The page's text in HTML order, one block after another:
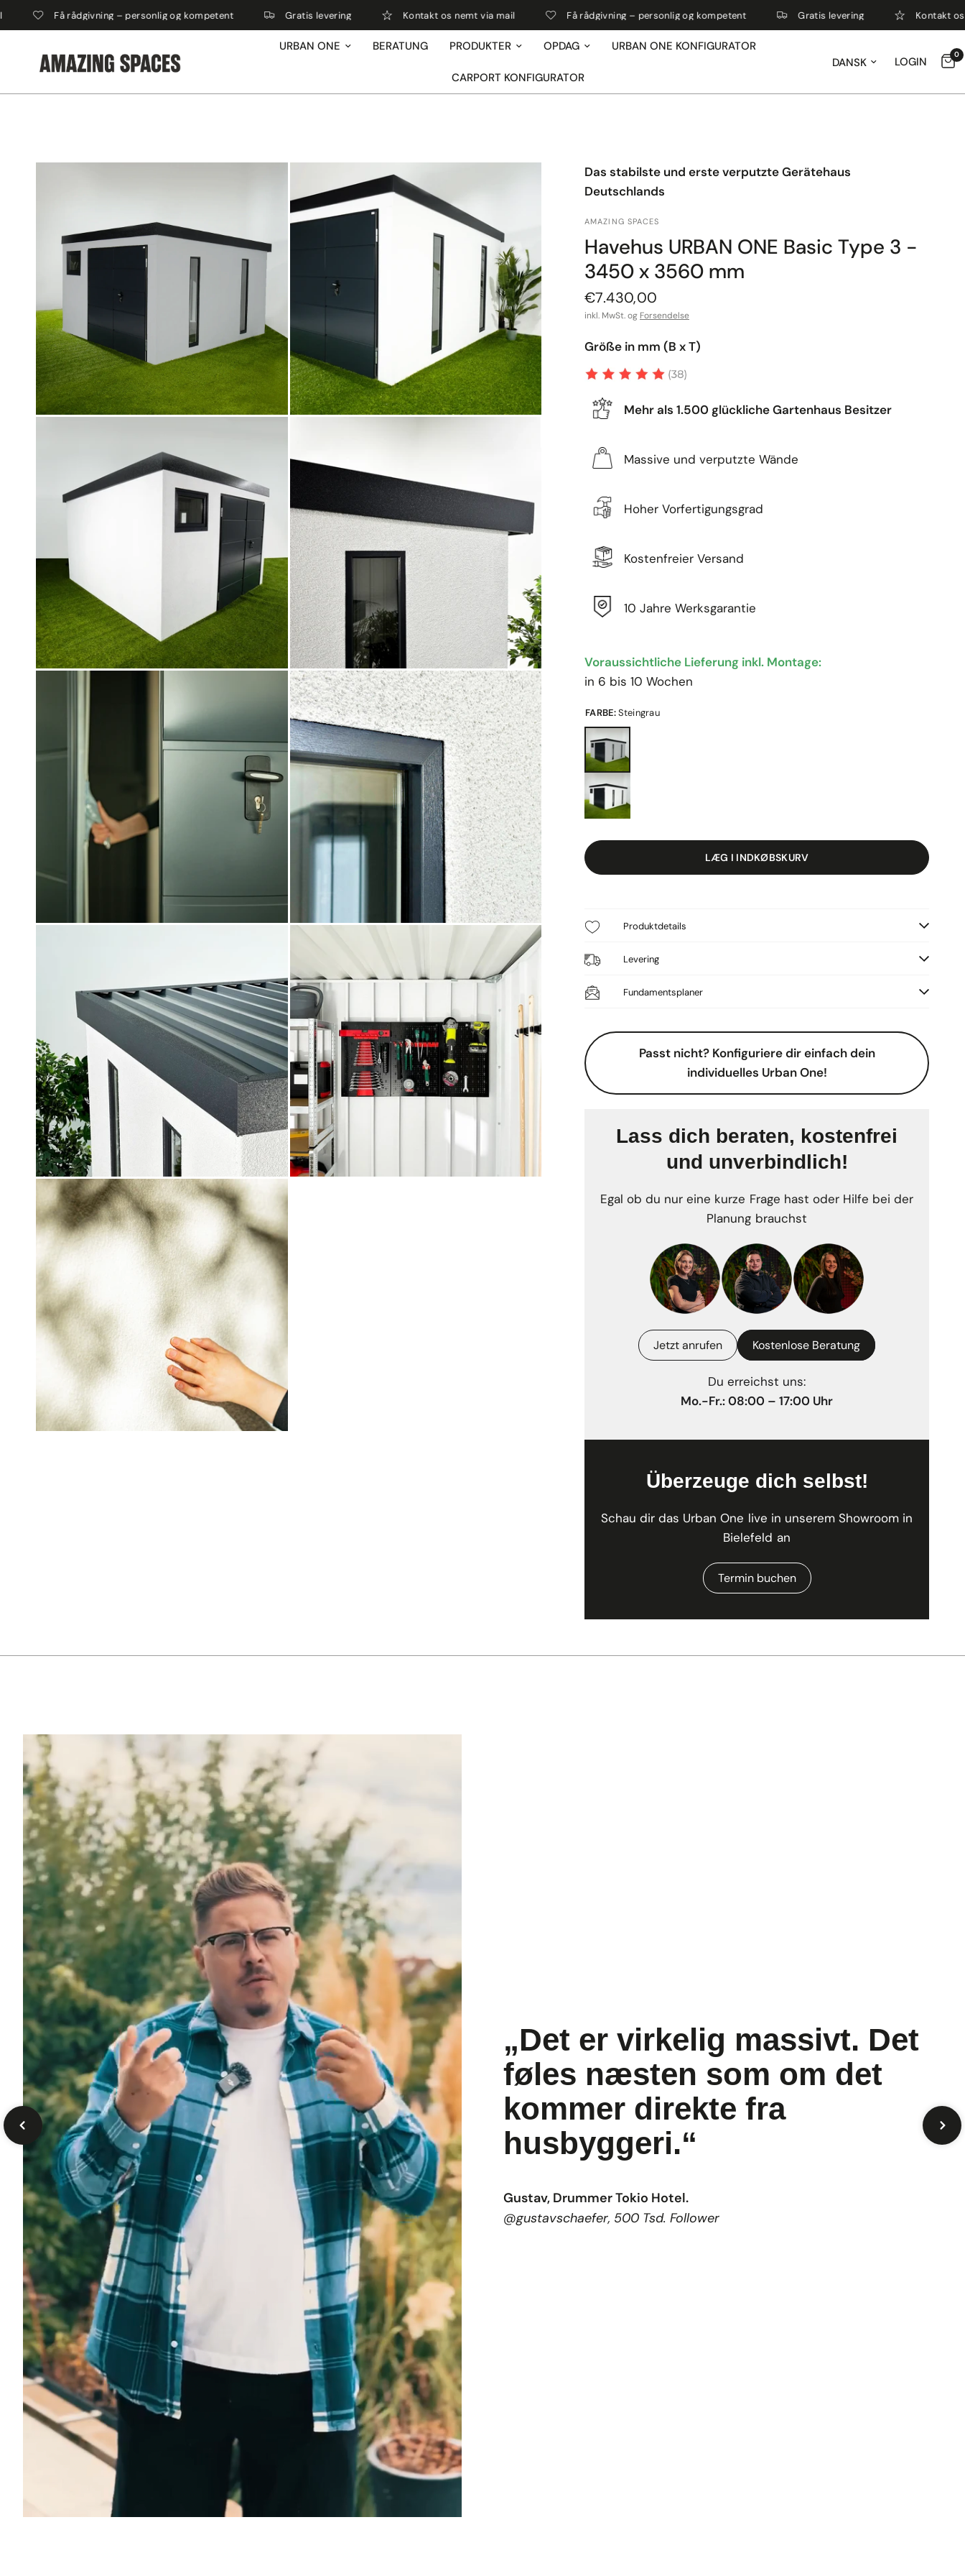
rådgivning – personlig og kompetent Gratis levering Kontakt os nemt via mail Få rådgivning – personlig og kompetent Gratis levering Kontakt os nemt via
URBAN ONE BERATUNG PRODUKTER OPDAG URBAN ONE KONFIGURATOR
CARPORT KONFIGURATOR
Opdater land / region
LOGIN 0
Das stabilste und erste verputzte Gerätehaus
Deutschlands
AMAZING SPACES
Havehus URBAN ONE Basic Type 3 -
3450 x 3560 mm
€7.430,00
inkl. MwSt. og Forsendelse
Größe in mm (B x T)
Mehr als 1.500 glückliche Gartenhaus Besitzer
Massive und verputzte Wände
Hoher Vorfertigungsgrad
Kostenfreier Versand
10 Jahre Werksgarantie
Voraussichtliche Lieferung inkl. Montage:
in 6 bis 10 Wochen
FARBE:Steingrau
LÆG I INDKØBSKURV
Produktdetails
Levering
Fundamentsplaner
Passt nicht? Konfiguriere dir einfach dein
individuelles Urban One!
Lass dich beraten, kostenfrei
und unverbindlich!
Egal ob du nur eine kurze Frage hast oder Hilfe bei der
Planung brauchst
Jetzt anrufen Kostenlose Beratung
Du erreichst uns:
Mo.-Fr.: 08:00 – 17:00 Uhr
Überzeuge dich selbst!
Schau dir das Urban One live in unserem Showroom in
Bielefeld an
Termin buchen
„Det er virkelig massivt. Det
føles næsten som om det
kommer direkte fra
husbyggeri.“
Gustav, Drummer Tokio Hotel.
@gustavschaefer, 500 Tsd. Follower